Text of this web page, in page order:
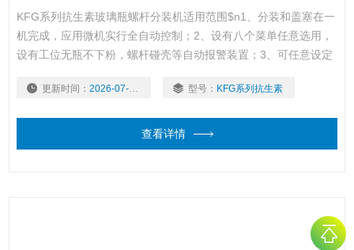
KFG系列抗生素玻璃瓶螺杆分装机适用范围$n1、分装和盖塞在一
机完成，应用微机实行全自动控制；2、设有八个菜单任意选用，
设有工位无瓶不下粉，螺杆碰壳等自动报警装置；3、可任意设定
大螺距送粉螺杆，解决粘性及流动性差之药粉的分装难点；5、需
更新时间： 2026-07-30 型号： KFG系列抗生素
查看详情